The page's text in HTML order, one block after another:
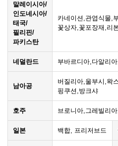
말레이시아/
인도네시아/
태국/
필리핀/
파키스탄
카네이션,관엽식물,
꽃상자,꽃포장재,리
네덜란드 부바르디아,다알리
남아공
버질리아,울부시,왁
핑쿠션,방크샤
호주 브로니아,그레빌리
일본 백합, 프리저브드